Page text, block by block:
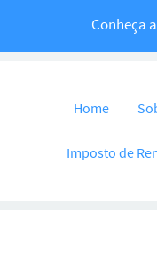
Temos
Conheça
Home
Imposto de